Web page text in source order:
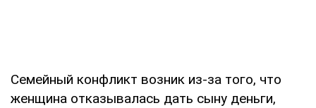
Семейный конфликт возник из-за того, что
женщина отказывалась дать сыну деньги,